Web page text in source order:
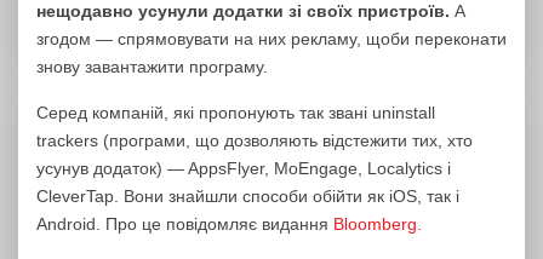
нещодавно усунули додатки зі своїх пристроїв. А
згодом — спрямовувати на них рекламу, щоби переконати
знову завантажити програму.
Серед компаній, які пропонують так звані uninstall
trackers (програми, що дозволяють відстежити тих, хто
усунув додаток) — AppsFlyer, MoEngage, Localytics і
CleverTap. Вони знайшли способи обійти як iOS, так і
Android. Про це повідомляє видання Bloomberg.